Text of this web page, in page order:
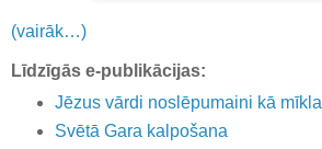
(vairāk…)
Līdzīgās e-publikācijas:
Jēzus vārdi noslēpumaini kā mīkla
Svētā Gara kalpošana